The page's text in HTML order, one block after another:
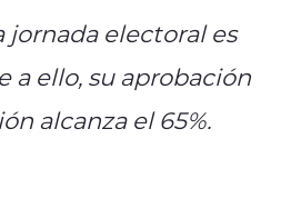
electoral es
a ello, su aprobación
alcanza el 65%.